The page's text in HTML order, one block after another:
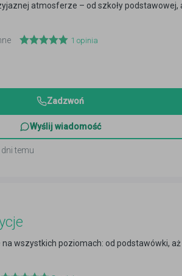
atmosferze – od szkoły podstawowej,
1 opinia
Zadzwoń
Wyślij wiadomość
temu
wszystkich poziomach: od podstawówki, aż